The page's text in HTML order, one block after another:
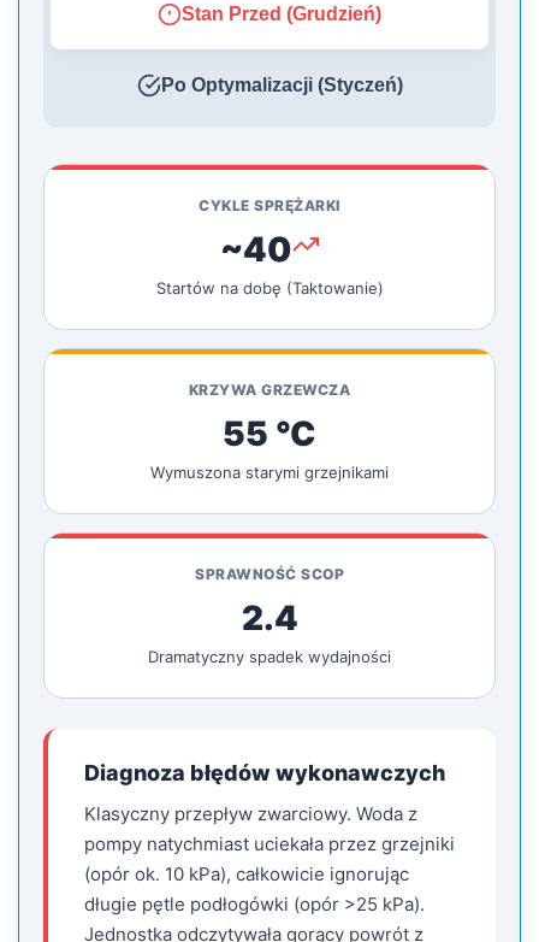
Stan Przed (Grudzień)
Po Optymalizacji (Styczeń)
CYKLE SPRĘŻARKI
~40
Startów na dobę (Taktowanie)
KRZYWA GRZEWCZA
55 °C
Wymuszona starymi grzejnikami
SPRAWNOŚĆ SCOP
2.4
Dramatyczny spadek wydajności
Diagnoza błędów wykonawczych
Klasyczny przepływ zwarciowy. Woda z
pompy natychmiast uciekała przez grzejniki
(opór ok. 10 kPa), całkowicie ignorując
długie pętle podłogówki (opór >25 kPa).
Jednostka odczytywała gorący powrót z